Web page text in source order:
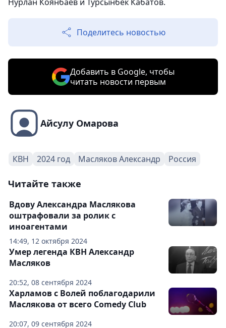
Поделитесь новостью
Добавить в Google, чтобы
читать новости первым
Айсулу Омарова
КВН 2024 год Масляков Александр Россия
Читайте также
14:49, 12 октября 2024
Вдову Александра Маслякова
оштрафовали за ролик с
иноагентами
20:52, 08 сентября 2024
Умер легенда КВН Александр
Масляков
20:07, 09 сентября 2024
Харламов с Волей поблагодарили
Маслякова от всего Comedy Club